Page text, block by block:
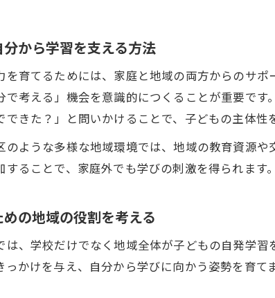
から学習を支える方法
育てるためには、家庭と地域の両方からのサ
考える」機会を意識的につくることが重要で
きた？」と問いかけることで、子どもの主体性
のような多様な地域環境では、地域の教育資源
ることで、家庭外でも学びの刺激を得られます
の地域の役割を考える
、学校だけでなく地域全体が子どもの自発学
かけを与え、自分から学びに向かう姿勢を育